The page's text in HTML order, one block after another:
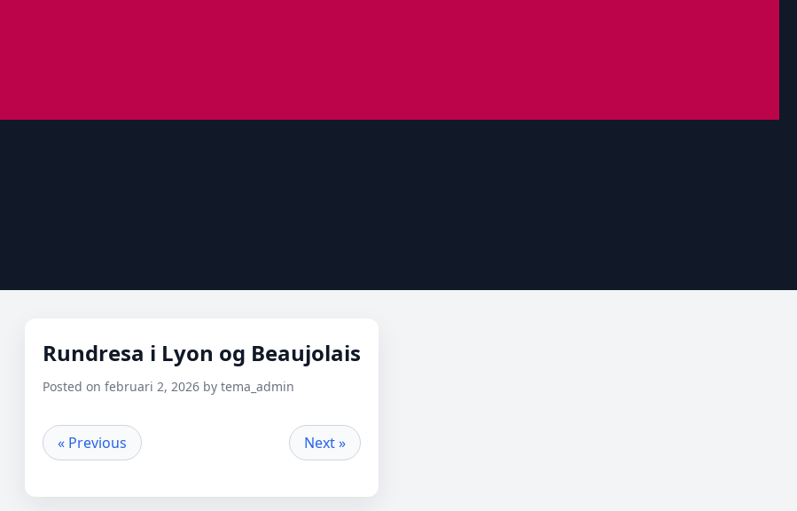
Rundresa i Lyon og Beaujolais
Posted on februari 2, 2026 by tema_admin
« Previous Next »